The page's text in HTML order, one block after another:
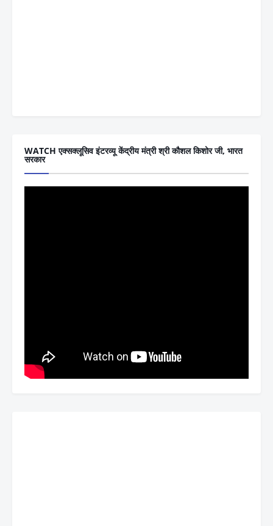
WATCH एक्सक्लूसिव इंटरव्यू केंद्रीय मंत्री श्री कौशल किशोर जी, भारत
सरकार